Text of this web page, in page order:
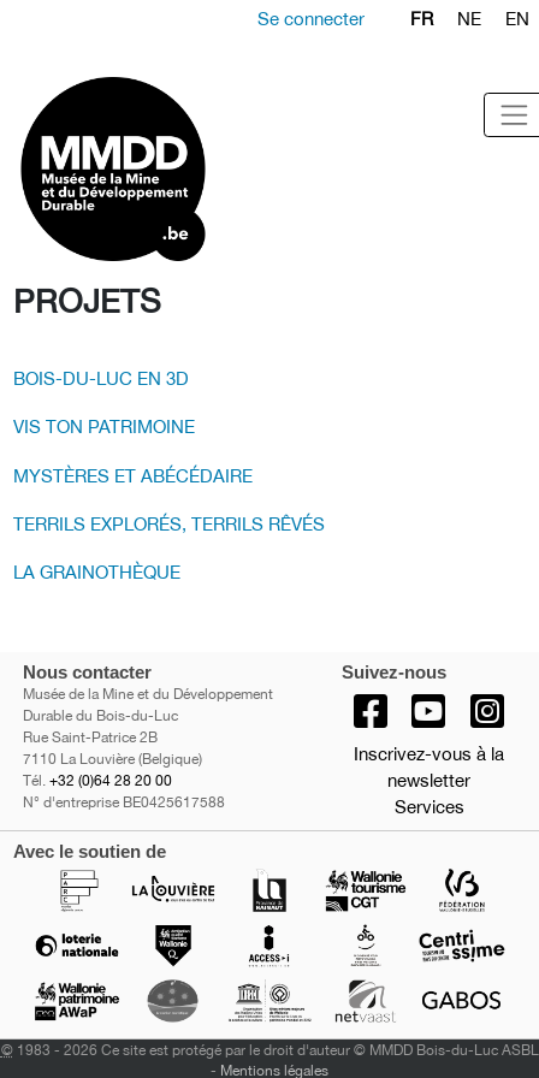
Se connecter FR NE EN
PROJETS
BOIS-DU-LUC EN 3D
VIS TON PATRIMOINE
MYSTÈRES ET ABÉCÉDAIRE
TERRILS EXPLORÉS, TERRILS RÊVÉS
LA GRAINOTHÈQUE
Nous contacter
Musée de la Mine et du Développement
Durable du Bois-du-Luc
Rue Saint-Patrice 2B
7110 La Louvière (Belgique)
Tél. +32 (0)64 28 20 00
N° d'entreprise BE0425617588
Suivez-nous
Inscrivez-vous à la
newsletter
Services
Avec le soutien de
©1983 - 2026 Ce site est protégé par le droit d'auteur © MMDD Bois-du-Luc ASBL
- Mentions légales